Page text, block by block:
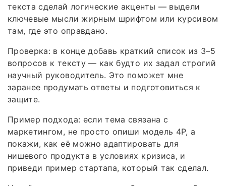
текста сделай логические акценты — выдели
ключевые мысли жирным шрифтом или курсивом
там, где это оправдано.
Проверка: в конце добавь краткий список из 3–5
вопросов к тексту — как будто их задал строгий
научный руководитель. Это поможет мне
заранее продумать ответы и подготовиться к
защите.
Пример подхода: если тема связана с
маркетингом, не просто опиши модель 4P, а
покажи, как её можно адаптировать для
нишевого продукта в условиях кризиса, и
приведи пример стартапа, который так сделал.